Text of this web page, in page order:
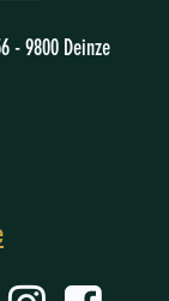
- 9800 Deinze